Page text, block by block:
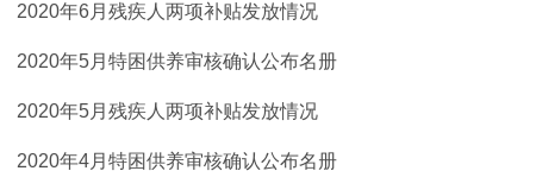
2020年6月残疾人两项补贴发放情况
2020年5月特困供养审核确认公布名册
2020年5月残疾人两项补贴发放情况
2020年4月特困供养审核确认公布名册